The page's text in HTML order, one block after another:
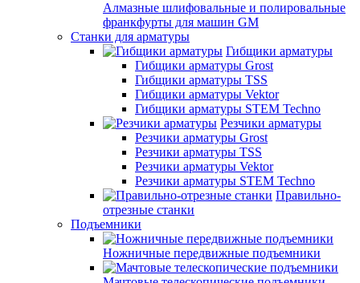
Алмазные шлифовальные и полировальные
франкфурты для машин GM
Станки для арматуры
Гибщики арматуры
Гибщики арматуры Grost
Гибщики арматуры TSS
Гибщики арматуры Vektor
Гибщики арматуры STEM Techno
Резчики арматуры
Резчики арматуры Grost
Резчики арматуры TSS
Резчики арматуры Vektor
Резчики арматуры STEM Techno
Правильно-
отрезные станки
Подъемники
Ножничные передвижные подъемники